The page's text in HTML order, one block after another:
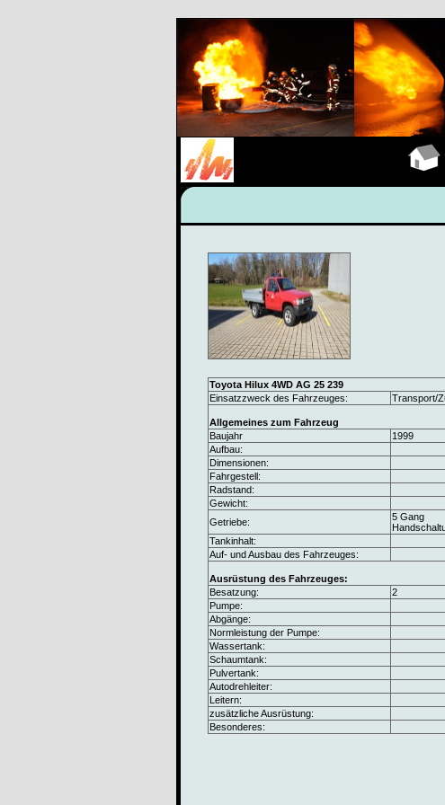
Toyota Hilux 4WD AG 25 239
Einsatzzweck des Fahrzeuges:
Transport/
Allgemeines zum Fahrzeug
Baujahr
1999
Aufbau:
Dimensionen:
Fahrgestell:
Radstand:
Gewicht:
Getriebe:
5 Gang
Tankinhalt:
Auf- und Ausbau des Fahrzeuges:
Ausrüstung des Fahrzeuges:
Besatzung:
2
Pumpe:
Abgänge:
Normleistung der Pumpe:
Wassertank:
Schaumtank:
Pulvertank:
Autodrehleiter:
Leitern:
zusätzliche Ausrüstung:
Besonderes: